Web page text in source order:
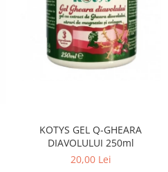
KOTYS GEL Q-GHEARA
DIAVOLULUI 250ml
20,00 Lei